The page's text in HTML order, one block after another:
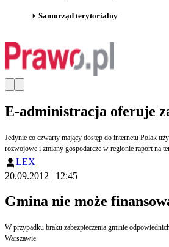
Samorząd terytorialny
E-administracja oferuje
Jedynie co czwarty mający dostęp do internetu Polak
rozwojowe i zmiany gospodarcze w regionie raport na
LEX
20.09.2012 | 12:45
Gmina nie może
W przypadku braku zabezpieczenia gminie odpowiednich
Warszawie.